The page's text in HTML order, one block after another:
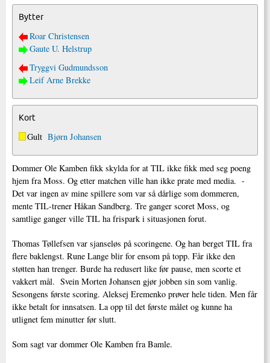
Bytter
Roar Christensen
Gaute U. Helstrup
Tryggvi Gudmundsson
Leif Arne Brekke
Kort
Gult Bjørn Johansen
Dommer Ole Kamben fikk skylda for at TIL ikke fikk med seg poeng
hjem fra Moss. Og etter matchen ville han ikke prate med media. -
Det var ingen av mine spillere som var så dårlige som dommeren,
mente TIL-trener Håkan Sandberg. Tre ganger scoret Moss, og
samtlige ganger ville TIL ha frispark i situasjonen forut.
Thomas Tøllefsen var sjanseløs på scoringene. Og han berget TIL fra
flere baklengst. Rune Lange blir for ensom på topp. Får ikke den
støtten han trenger. Burde ha redusert like før pause, men scorte et
vakkert mål. Svein Morten Johansen gjør jobben sin som vanlig.
Sesongens første scoring. Aleksej Eremenko prøver hele tiden. Men får
ikke betalt for innsatsen. La opp til det første målet og kunne ha
utlignet fem minutter før slutt.
Som sagt var dommer Ole Kamben fra Bamle.